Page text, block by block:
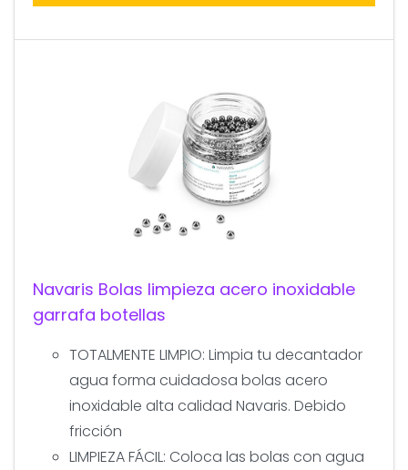
Navaris Bolas limpieza acero inoxidable
garrafa botellas
TOTALMENTE LIMPIO: Limpia tu decantador
agua forma cuidadosa bolas acero
inoxidable alta calidad Navaris. Debido
fricción
LIMPIEZA FÁCIL: Coloca las bolas con agua